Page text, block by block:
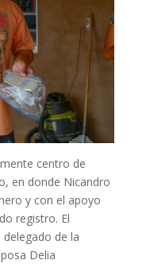
centro de
en donde Nicandro
y con el apoyo
registro. El
de la
Delia